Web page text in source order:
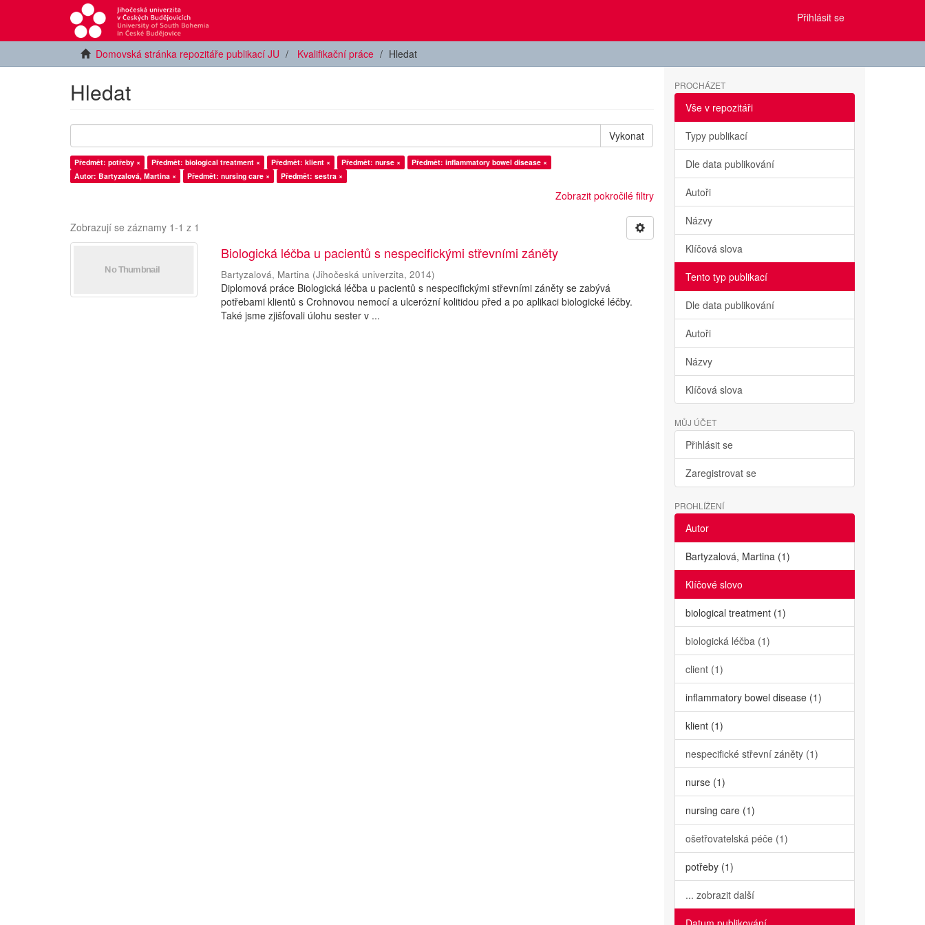
Přihlásit se
Domovská stránka repozitáře publikací JU Kvalifikační práce Hledat
Hledat
Vykonat
Předmět: potřeby × Předmět: biological treatment × Předmět: klient × Předmět: nurse ×
Předmět: inflammatory bowel disease ×
Autor: Bartyzalová, Martina ×
Předmět: nursing care × Předmět: sestra ×
Zobrazit pokročilé filtry
Zobrazují se záznamy 1-1 z 1
Biologická léčba u pacientů s nespecifickými střevními záněty
Bartyzalová, Martina (Jihočeská univerzita,2014)
Diplomová práce Biologická léčba u pacientů s nespecifickými střevními záněty se zabývá
potřebami klientů s Crohnovou nemocí a ulcerózní kolitidou před a po aplikaci biologické léčby.
Také jsme zjišťovali úlohu sester v ...
PROCHÁZET
Vše v repozitáři
Typy publikací
Dle data publikování
Autoři
Názvy
Klíčová slova
Tento typ publikací
Dle data publikování
Autoři
Názvy
Klíčová slova
MŮJ ÚČET
Přihlásit se
Zaregistrovat se
PROHLÍŽENÍ
Autor
Bartyzalová, Martina (1)
Klíčové slovo
biological treatment (1)
biologická léčba (1)
client (1)
inflammatory bowel disease (1)
klient (1)
nespecifické střevní záněty (1)
nurse (1)
nursing care (1)
ošetřovatelská péče (1)
potřeby (1)
... zobrazit další